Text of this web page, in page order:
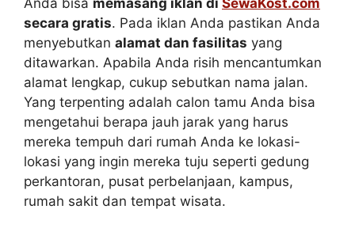
secara gratis. Pada iklan Anda pastikan Anda
menyebutkan alamat dan fasilitas yang
ditawarkan. Apabila Anda risih mencantumkan
alamat lengkap, cukup sebutkan nama jalan.
Yang terpenting adalah calon tamu Anda bisa
mengetahui berapa jauh jarak yang harus
mereka tempuh dari rumah Anda ke lokasi-
lokasi yang ingin mereka tuju seperti gedung
perkantoran, pusat perbelanjaan, kampus,
rumah sakit dan tempat wisata.